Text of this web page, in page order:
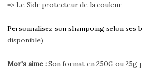
=> Le Sidr protecteur de la couleur
Personnalisez son shampoing selon ses
disponible)
Mor's aime : Son format en 250G ou 25g